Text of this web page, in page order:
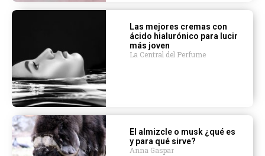
Las mejores cremas con
ácido hialurónico para lucir
más joven
La Central del Perfume
El almizcle o musk ¿qué es
y para qué sirve?
Anna Gaspar